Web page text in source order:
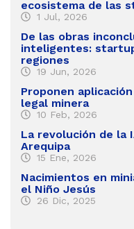
ecosistema de las
1 Jul, 2026
De las obras
inteligentes:
regiones
19 Jun, 2026
Proponen
legal minera
10 Feb, 2026
La revolución de la
Arequipa
15 Ene, 2026
Nacimientos en
el Niño Jesús
26 Dic, 2025